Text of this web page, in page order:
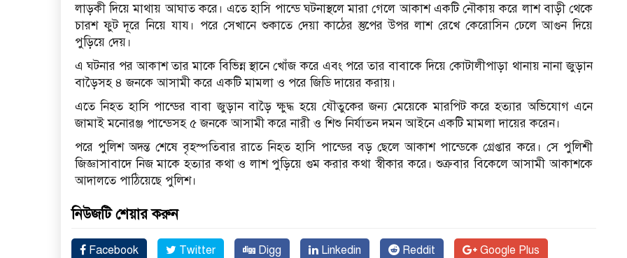
লাড়কী দিয়ে মাথায় আঘাত করে। এতে হাসি পান্ডে ঘটনাস্থলে মারা গেলে আকাশ একটি নৌকায় করে লাশ বাড়ী থেকে
চারশ ফুট দূরে নিয়ে যায। পরে সেখানে শুকাতে দেয়া কাঠের স্তুপের উপর লাশ রেখে কেরোসিন ঢেলে আগুন দিয়ে
পুড়িয়ে দেয়।
এ ঘটনার পর আকাশ তার মাকে বিভিন্ন স্থানে খোঁজ করে এবং পরে তার বাবাকে দিয়ে কোটালীপাড়া থানায় নানা জুড়ান
বাড়ৈসহ ৪ জনকে আসামী করে একটি মামলা ও পরে জিডি দায়ের করায়।
এতে নিহত হাসি পান্ডের বাবা জুড়ান বাড়ৈ ক্ষুদ্ধ হয়ে যৌতুকের জন্য মেয়েকে মারপিট করে হত্যার অভিযোগ এনে
জামাই মনোরঞ্জ পান্ডেসহ ৫ জনকে আসামী করে নারী ও শিশু নির্যাতন দমন আইনে একটি মামলা দায়ের করেন।
পরে পুলিশ অদন্ত শেষে বৃহস্পতিবার রাতে নিহত হাসি পান্ডের বড় ছেলে আকাশ পান্ডেকে গ্রেপ্তার করে। সে পুলিশী
জিজ্ঞাসাবাদে নিজ মাকে হত্যার কথা ও লাশ পুড়িয়ে গুম করার কথা স্বীকার করে। শুক্রবার বিকেলে আসামী আকাশকে
আদালতে পাঠিয়েছে পুলিশ।
নিউজটি শেয়ার করুন
Facebook Twitter Digg Linkedin Reddit Google Plus